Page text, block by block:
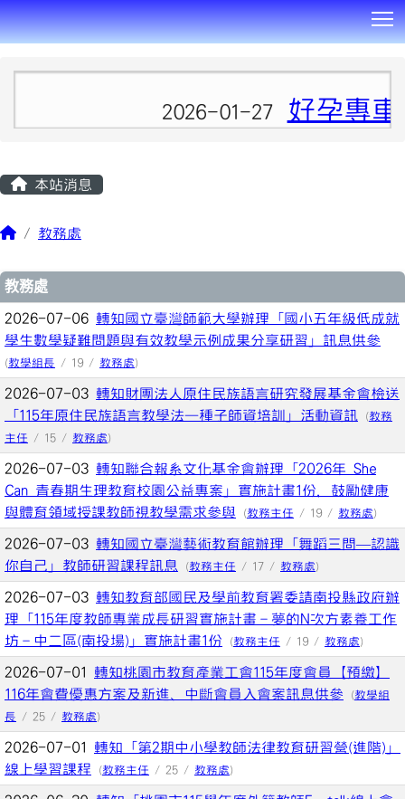
2026-01-27 好孕專
本站消息
教務處
文章列表
教務處
2026-07-06 轉知國立臺灣師範大學辦理「國小五年級低成就
學生數學疑難問題與有效教學示例成果分享研習」訊息供參
(教學組長 / 19 / 教務處)
2026-07-03 轉知財團法人原住民族語言研究發展基金會檢送
「115年原住民族語言教學法—種子師資培訓」活動資訊
(教務
主任 / 15 / 教務處)
2026-07-03 轉知聯合報系文化基金會辦理「2026年 She
Can 青春期生理教育校園公益專案」實施計畫1份，鼓勵健康
與體育領域授課教師視教學需求參與
(教務主任 / 19 / 教務處)
2026-07-03 轉知國立臺灣藝術教育館辦理「舞蹈三問―認識
你自己」教師研習課程訊息
(教務主任 / 17 / 教務處)
2026-07-03 轉知教育部國民及學前教育署委請南投縣政府辦
理「115年度教師專業成長研習實施計畫–夢的N次方素養工作
坊–中二區(南投場)」實施計畫1份
(教務主任 / 19 / 教務處)
2026-07-01 轉知桃園市教育產業工會115年度會員【預繳】
116年會費優惠方案及新進、中斷會員入會案訊息供參
(教學組
長 / 25 / 教務處)
2026-07-01 轉知「第2期中小學教師法律教育研習營(進階)」
線上學習課程
(教務主任 / 25 / 教務處)